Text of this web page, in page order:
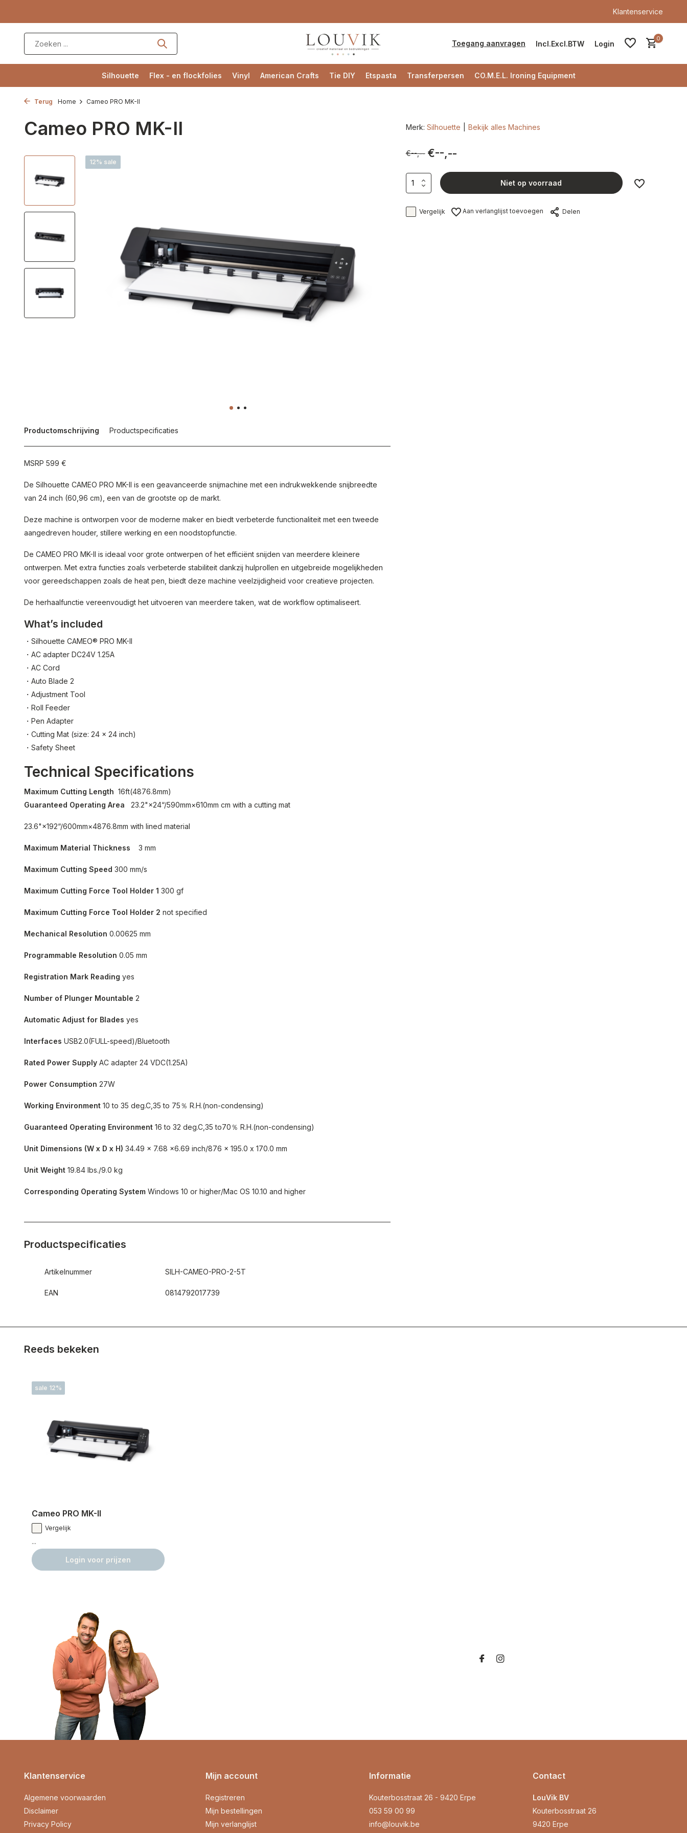
Klantenservice
Toegang aanvragen Incl.Excl.BTW Login
0
Silhouette Flex - en flockfolies Vinyl American Crafts Tie DIY Etspasta Transferpersen CO.M.E.L. Ironing Equipment
Terug Home Cameo PRO MK-II
Cameo PRO MK-II
12% sale
Productomschrijving Productspecificaties
MSRP 599 €
De Silhouette CAMEO PRO MK-II is een geavanceerde snijmachine met een indrukwekkende snijbreedte
van 24 inch (60,96 cm), een van de grootste op de markt.
Deze machine is ontworpen voor de moderne maker en biedt verbeterde functionaliteit met een tweede
aangedreven houder, stillere werking en een noodstopfunctie.
De CAMEO PRO MK-II is ideaal voor grote ontwerpen of het efficiënt snijden van meerdere kleinere
ontwerpen. Met extra functies zoals verbeterde stabiliteit dankzij hulprollen en uitgebreide mogelijkheden
voor gereedschappen zoals de heat pen, biedt deze machine veelzijdigheid voor creatieve projecten.
De herhaalfunctie vereenvoudigt het uitvoeren van meerdere taken, wat de workflow optimaliseert.
What’s included
・Silhouette CAMEO® PRO MK-II
・AC adapter DC24V 1.25A
・AC Cord
・Auto Blade 2
・Adjustment Tool
・Roll Feeder
・Pen Adapter
・Cutting Mat (size: 24 x 24 inch)
・Safety Sheet
Technical Specifications
Maximum Cutting Length 16ft(4876.8mm)
Guaranteed Operating Area 23.2"×24“/590mm×610mm cm with a cutting mat
23.6"×192“/600mm×4876.8mm with lined material
Maximum Material Thickness 3 mm
Maximum Cutting Speed 300 mm/s
Maximum Cutting Force Tool Holder 1 300 gf
Maximum Cutting Force Tool Holder 2 not specified
Mechanical Resolution 0.00625 mm
Programmable Resolution 0.05 mm
Registration Mark Reading yes
Number of Plunger Mountable 2
Automatic Adjust for Blades yes
Interfaces USB2.0(FULL-speed)/Bluetooth
Rated Power Supply AC adapter 24 VDC(1.25A)
Power Consumption 27W
Working Environment 10 to 35 deg.C,35 to 75％ R.H.(non-condensing)
Guaranteed Operating Environment 16 to 32 deg.C,35 to70％ R.H.(non-condensing)
Unit Dimensions (W x D x H) 34.49 x 7.68 x6.69 inch/876 x 195.0 x 170.0 mm
Unit Weight 19.84 lbs./9.0 kg
Corresponding Operating System Windows 10 or higher/Mac OS 10.10 and higher
Productspecificaties
Artikelnummer SILH-CAMEO-PRO-2-5T
EAN 0814792017739
Merk: Silhouette Bekijk alles Machines
€--,-- €--,--
Niet op voorraad
Vergelijk Aan verlanglijst toevoegen Delen
Reeds bekeken
sale 12%
Cameo PRO MK-II
Vergelijk
...
Login voor prijzen
Klantenservice
Algemene voorwaarden
Disclaimer
Privacy Policy
Mijn account
Registreren
Mijn bestellingen
Mijn verlanglijst
Informatie
Kouterbosstraat 26 - 9420 Erpe
053 59 00 99
info@louvik.be
Contact
LouVik BV
Kouterbosstraat 26
9420 Erpe